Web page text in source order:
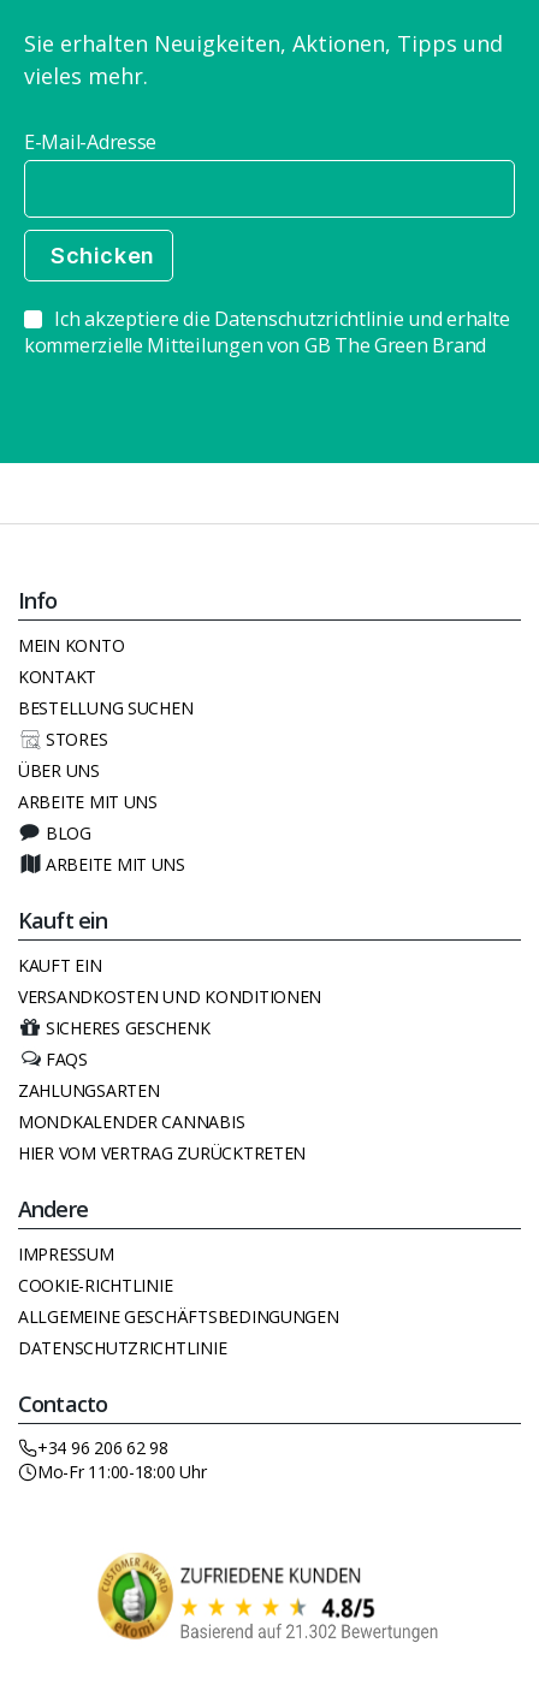
Sie erhalten Neuigkeiten, Aktionen, Tipps und
vieles mehr.
E-Mail-Adresse
Ich akzeptiere die Datenschutzrichtlinie und erhalte
kommerzielle Mitteilungen von GB The Green Brand
Info
MEIN KONTO
KONTAKT
BESTELLUNG SUCHEN
STORES
ÜBER UNS
ARBEITE MIT UNS
BLOG
ARBEITE MIT UNS
Kauft ein
KAUFT EIN
VERSANDKOSTEN UND KONDITIONEN
SICHERES GESCHENK
FAQS
ZAHLUNGSARTEN
MONDKALENDER CANNABIS
HIER VOM VERTRAG ZURÜCKTRETEN
Andere
IMPRESSUM
COOKIE-RICHTLINIE
ALLGEMEINE GESCHÄFTSBEDINGUNGEN
DATENSCHUTZRICHTLINIE
Contacto
+34 96 206 62 98
Mo-Fr 11:00-18:00 Uhr